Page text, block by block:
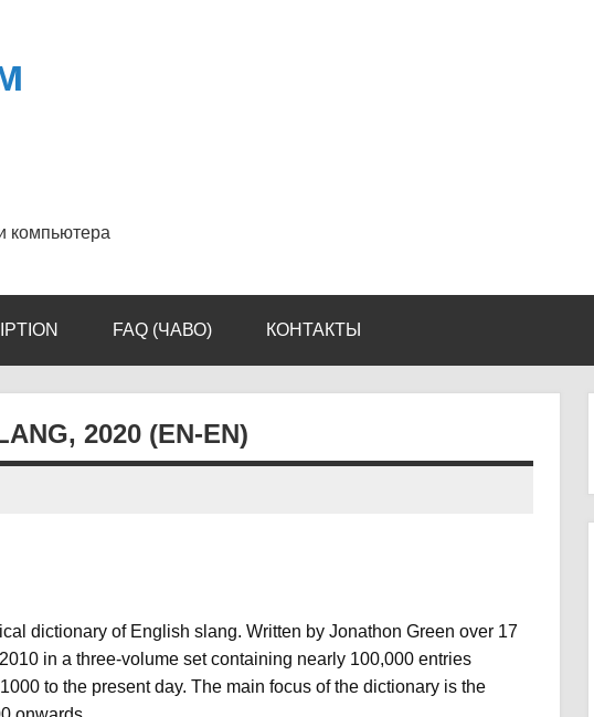
компьютера
FAQ (ЧАВО) КОНТАКТЫ
2020 (EN-EN)
dictionary of English slang. Written by Jonathon Green over 17
in a three-volume set containing nearly 100,000 entries
to the present day. The main focus of the dictionary is the